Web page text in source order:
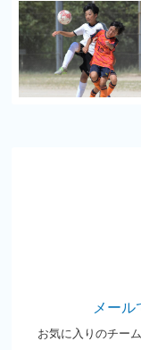
メール
お気に入りのチー